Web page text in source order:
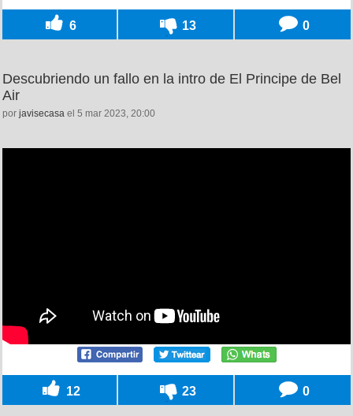
6 13 0
Descubriendo un fallo en la intro de El Principe de Bel
Air
por javisecasa el 5 mar 2023, 20:00
12 23 0